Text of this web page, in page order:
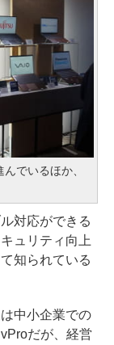
でいるほか、
対応ができる
ュリティ向上
知られている
中小企業での
だが、経営